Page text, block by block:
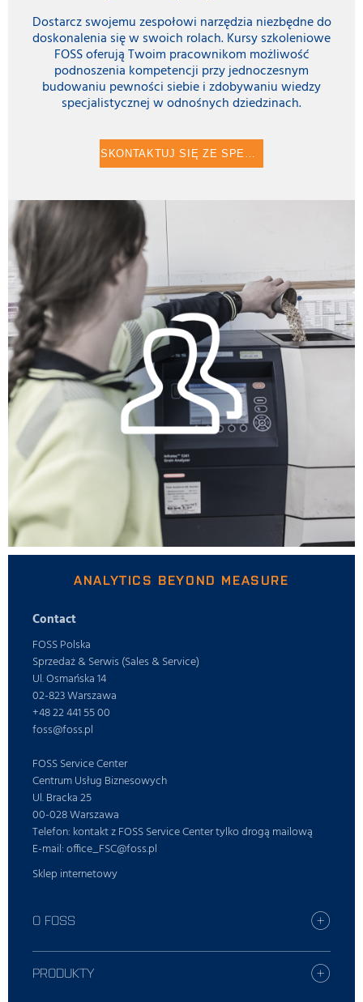
Dostarcz swojemu zespołowi narzędzia niezbędne do
doskonalenia się w swoich rolach. Kursy szkoleniowe
FOSS oferują Twoim pracownikom możliwość
podnoszenia kompetencji przy jednoczesnym
budowaniu pewności siebie i zdobywaniu wiedzy
specjalistycznej w odnośnych dziedzinach.
ANALYTICS BEYOND MEASURE
Contact
FOSS Polska
Sprzedaż & Serwis (Sales & Service)
Ul. Osmańska 14
02-823 Warszawa
+48 22 441 55 00
foss@foss.pl
FOSS Service Center
Centrum Usług Biznesowych
Ul. Bracka 25
00-028 Warszawa
Telefon: kontakt z FOSS Service Center tylko drogą mailową
E-mail: office_FSC@foss.pl
Sklep internetowy
O FOSS
Praca
Znajdź najbliższe biuro FOSS
PRODUKTY